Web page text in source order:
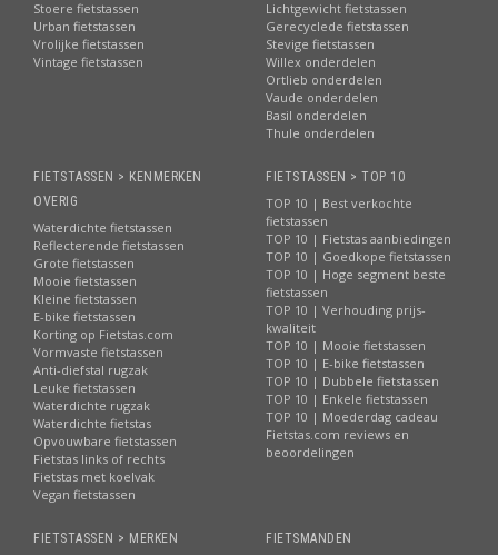
Stoere fietstassen
Urban fietstassen
Vrolijke fietstassen
Vintage fietstassen
Lichtgewicht fietstassen
Gerecyclede fietstassen
Stevige fietstassen
Willex onderdelen
Ortlieb onderdelen
Vaude onderdelen
Basil onderdelen
Thule onderdelen
FIETSTASSEN > KENMERKEN
OVERIG
Waterdichte fietstassen
Reflecterende fietstassen
Grote fietstassen
Mooie fietstassen
Kleine fietstassen
E-bike fietstassen
Korting op Fietstas.com
Vormvaste fietstassen
Anti-diefstal rugzak
Leuke fietstassen
Waterdichte rugzak
Waterdichte fietstas
Opvouwbare fietstassen
Fietstas links of rechts
Fietstas met koelvak
Vegan fietstassen
FIETSTASSEN > TOP 10
TOP 10 | Best verkochte
fietstassen
TOP 10 | Fietstas aanbiedingen
TOP 10 | Goedkope fietstassen
TOP 10 | Hoge segment beste
fietstassen
TOP 10 | Verhouding prijs-
kwaliteit
TOP 10 | Mooie fietstassen
TOP 10 | E-bike fietstassen
TOP 10 | Dubbele fietstassen
TOP 10 | Enkele fietstassen
TOP 10 | Moederdag cadeau
Fietstas.com reviews en
beoordelingen
FIETSTASSEN > MERKEN FIETSMANDEN